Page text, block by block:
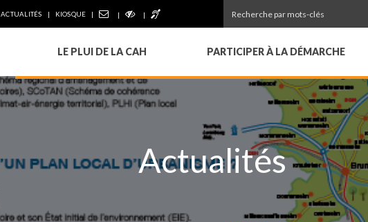
ACTUALITÉS KIOSQUE
LE PLUI DE LA CAH PARTICIPER À LA DÉMARCHE
Actualités